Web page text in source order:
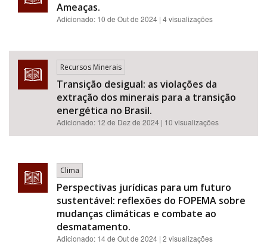
Ameaças.
Adicionado: 10 de Out de 2024 | 4 visualizações
Recursos Minerais
Transição desigual: as violações da
extração dos minerais para a transição
energética no Brasil.
Adicionado: 12 de Dez de 2024 | 10 visualizações
Clima
Perspectivas jurídicas para um futuro
sustentável: reflexões do FOPEMA sobre
mudanças climáticas e combate ao
desmatamento.
Adicionado: 14 de Out de 2024 | 2 visualizações